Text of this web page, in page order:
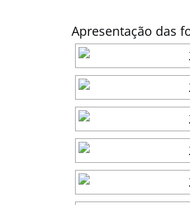
Apresentação das